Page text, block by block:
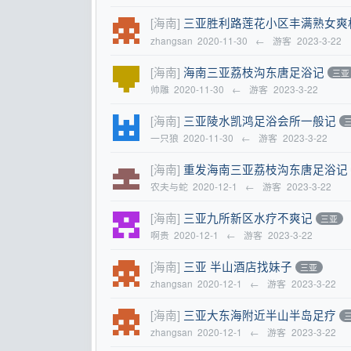
[海南] 三亚胜利路莲花小区丰满熟女爽
zhangsan 2020-11-30 ← 游客 2023-3-22
[海南] 海南三亚荔枝沟东唐足浴记 三亚
帅雕 2020-11-30 ← 游客 2023-3-22
[海南] 三亚陵水凯鸿足浴会所一般记
一只狼 2020-11-30 ← 游客 2023-3-22
[海南] 重发海南三亚荔枝沟东唐足浴记
农夫与蛇 2020-12-1 ← 游客 2023-3-22
[海南] 三亚九所新区水疗不爽记 三亚
啊贵 2020-12-1 ← 游客 2023-3-22
[海南] 三亚 半山酒店找妹子 三亚
zhangsan 2020-12-1 ← 游客 2023-3-22
[海南] 三亚大东海附近半山半岛足疗
zhangsan 2020-12-1 ← 游客 2023-3-22